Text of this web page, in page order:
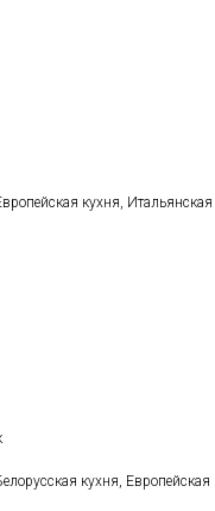
кухня,
кухня,